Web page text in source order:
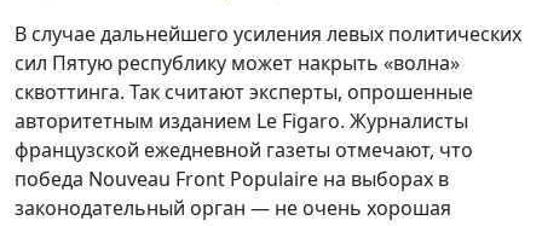
В случае дальнейшего усиления левых политических
сил Пятую республику может накрыть «волна»
сквоттинга. Так считают эксперты, опрошенные
авторитетным изданием Le Figaro. Журналисты
французской ежедневной газеты отмечают, что
победа Nouveau Front Populaire на выборах в
законодательный орган — не очень хорошая